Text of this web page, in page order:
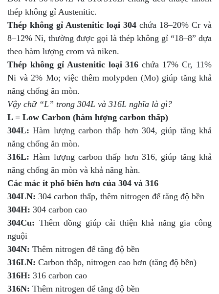
thép không gỉ Austenitic.
Thép không gỉ Austenitic loại 304 chứa 18–20% Cr và
8–12% Ni, thường được gọi là thép không gỉ “18–8” dựa
theo hàm lượng crom và niken.
Thép không gỉ Austenitic loại 316chứa 17% Cr, 11%
Ni và 2% Mo; việc thêm molypden (Mo) giúp tăng khả
năng chống ăn mòn.
Vậy chữ “L” trong 304L và 316L nghĩa là gì?
L = Low Carbon (hàm lượng carbon thấp)
304L: Hàm lượng carbon thấp hơn 304, giúp tăng khả
năng chống ăn mòn.
316L:Hàm lượng carbon thấp hơn 316, giúp tăng khả
năng chống ăn mòn và khả năng hàn.
Các mác ít phổ biến hơn của 304 và 316
304LN: 304 carbon thấp, thêm nitrogen để tăng độ bền
304H: 304 carbon cao
304Cu: Thêm đồng giúp cải thiện khả năng gia công
nguội
304N: Thêm nitrogen để tăng độ bền
316LN: Carbon thấp, nitrogen cao hơn (tăng độ bền)
316H: 316 carbon cao
316N: Thêm nitrogen để tăng độ bền